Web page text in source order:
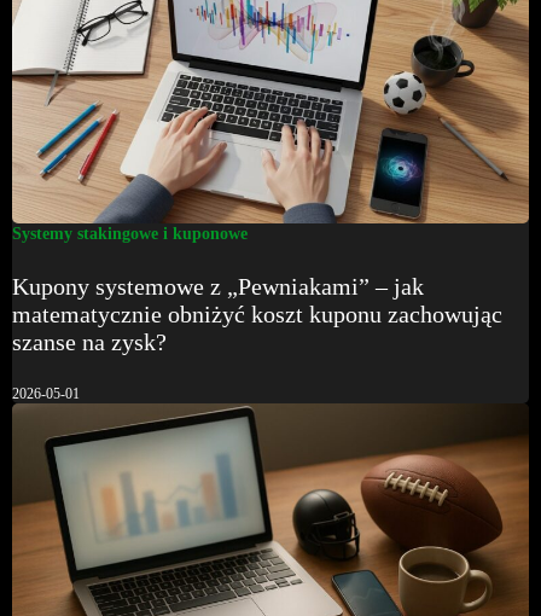
Systemy stakingowe i kuponowe
Kupony systemowe z „Pewniakami” – jak
matematycznie obniżyć koszt kuponu zachowując
szanse na zysk?
2026-05-01